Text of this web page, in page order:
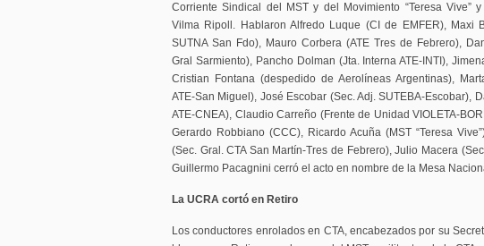
Corriente Sindical del MST y del Movimiento “Teresa Vive”
Vilma Ripoll. Hablaron Alfredo Luque (CI de EMFER), Maxi
SUTNA San Fdo), Mauro Corbera (ATE Tres de Febrero),
Gral Sarmiento), Pancho Dolman (Jta. Interna ATE-INTI),
Cristian Fontana (despedido de Aerolíneas Argentinas),
ATE-San Miguel), José Escobar (Sec. Adj. SUTEBA-Escobar),
ATE-CNEA), Claudio Carreño (Frente de Unidad VIOLETA-
Gerardo Robbiano (CCC), Ricardo Acuña (MST “Teresa
(Sec. Gral. CTA San Martín-Tres de Febrero), Julio Macera
Guillermo Pacagnini cerró el acto en nombre de la Mesa
La UCRA cortó en Retiro
Los conductores enrolados en CTA, encabezados por su